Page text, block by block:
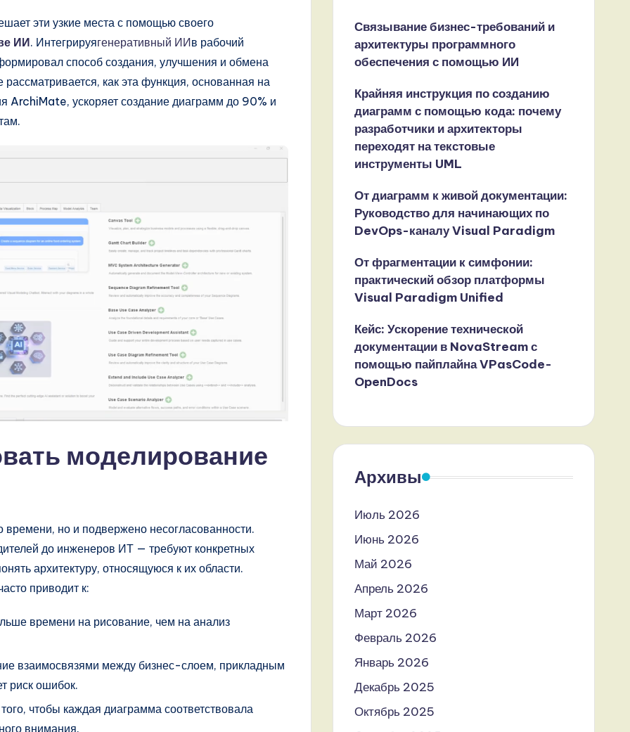
эти узкие места с помощью своего
ИИ. Интегрируягенеративный ИИв рабочий
способ создания, улучшения и обмена
как эта функция, основанная на
ArchiMate, ускоряет создание диаграмм до 90% и
моделирование
но и подвержено несогласованности.
до инженеров ИТ — требуют конкретных
архитектуру, относящуюся к их области.
приводит к:
времени на рисование, чем на анализ
взаимосвязями между бизнес-слоем, прикладным
риск ошибок.
чтобы каждая диаграмма соответствовала
внимания.
Связывание бизнес-требований и
архитектуры программного
обеспечения с помощью ИИ
Крайняя инструкция по созданию
диаграмм с помощью кода: почему
разработчики и архитекторы
переходят на текстовые
инструменты UML
От диаграмм к живой документации:
Руководство для начинающих по
DevOps-каналу Visual Paradigm
От фрагментации к симфонии:
практический обзор платформы
Visual Paradigm Unified
Кейс: Ускорение технической
документации в NovaStream с
помощью пайплайна VPasCode-
OpenDocs
Архивы
Июль 2026
Июнь 2026
Май 2026
Апрель 2026
Март 2026
Февраль 2026
Январь 2026
Декабрь 2025
Октябрь 2025